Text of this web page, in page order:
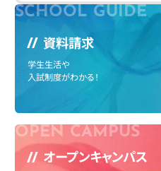
資料請求
学生生活や
入試制度がわかる！
オープンキャンパス